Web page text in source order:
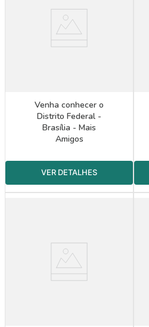
Venha conhecer o
Distrito Federal -
Brasília - Mais
Amigos